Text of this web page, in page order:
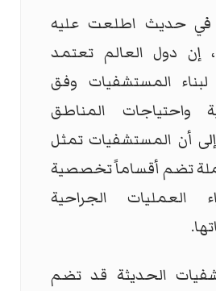
في حديث اطلعت عليه
إن دول العالم تعتمد
المستشفيات وفق
واحتياجات المناطق
إلى أن المستشفيات تمثل
تضم أقساماً تخصصية
العمليات الجراحية
الحديثة قد تضم